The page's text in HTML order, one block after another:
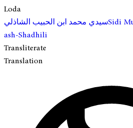
Loda
سيدي محمد ابن الحبيب الشاذليSidi
ash-Shadhili
Transliterate
Translation